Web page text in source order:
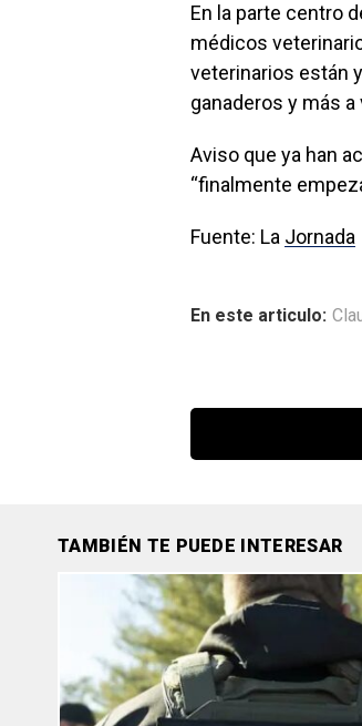
En la parte centro
médicos
veterinarios están
ganaderos y más a
Aviso que ya han
“finalmente
Fuente: La Jornada
En este articulo:
TAMBIÉN TE PUEDE INTERESAR